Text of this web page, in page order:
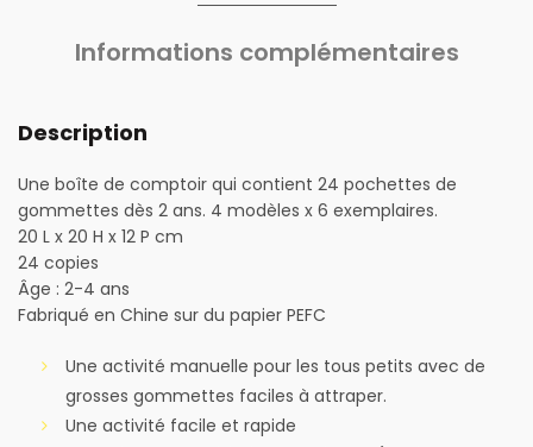
Informations complémentaires
Description
Une boîte de comptoir qui contient 24 pochettes de
gommettes dès 2 ans. 4 modèles x 6 exemplaires.
20 L x 20 H x 12 P cm
24 copies
Âge : 2-4 ans
Fabriqué en Chine sur du papier PEFC
Une activité manuelle pour les tous petits avec de
grosses gommettes faciles à attraper.
Une activité facile et rapide